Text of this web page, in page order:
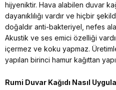
hijyeniktir. Hava alabilen duvar
dayanıklılığı vardır ve hiçbir
doğaldır anti-bakteriyel, nefes
Akustik ve ses emici özelliği
içermez ve koku yapmaz.
yapılan birinci hamur kağıttan
Rumi Duvar Kağıdı Nasıl